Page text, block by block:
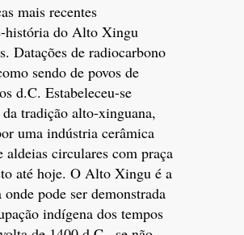
mais recentes
história do Alto Xingu
Datações de radiocarbono
sendo de povos de
d.C. Estabeleceu-se
tradição alto-xinguana,
uma indústria cerâmica
circulares com praça
até hoje. O Alto Xingu é a
pode ser demonstrada
indígena dos tempos